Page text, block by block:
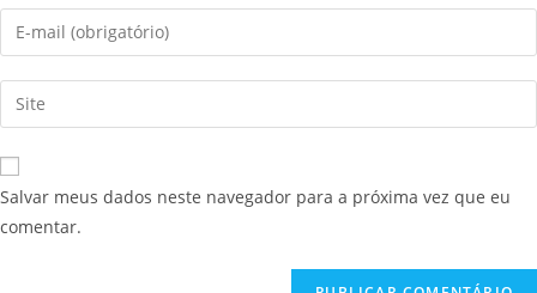
Salvar meus dados neste navegador para a próxima vez que eu
comentar.